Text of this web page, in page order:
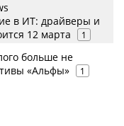
в ИТ: драйверы и
12 марта
1
больше не
«Альфы»
1